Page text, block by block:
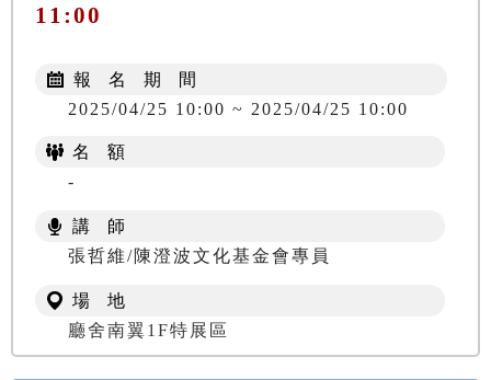
11:00
報 名 期 間
2025/04/25 10:00 ~ 2025/04/25 10:00
名 額
-
講 師
張哲維/陳澄波文化基金會專員
場 地
廳舍南翼1F特展區